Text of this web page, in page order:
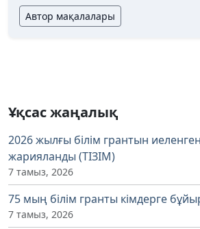
Автор мақалалары
Ұқсас жаңалық
2026 жылғы білім грантын
жарияланды (ТІЗІМ)
7 тамыз, 2026
75 мың білім гранты кімдерге
7 тамыз, 2026